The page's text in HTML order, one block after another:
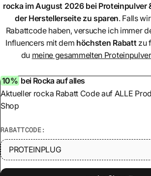
rocka im August 2026 bei Proteinpulver
der Herstellerseite zu sparen. Falls
Rabattcode haben, versuche ich immer
Influencers mit dem höchsten Rabattzu
du meine gesammelten
10% bei Rocka auf alles
Aktueller rocka Rabatt Code auf ALLE
Shop
RABATTCODE:
PROTEINPLUG